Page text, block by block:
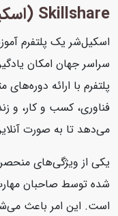
Skillshare (اسکیل شیر)
اسکیل‌شر یک پلتفرم
سراسر جهان امکان
پلتفرم با ارائه
فناوری، کسب و کار، و
می‌دهد تا به صورت آنلاین
یکی از ویژگی‌های
شده توسط صاحبان
است. این امر باعث